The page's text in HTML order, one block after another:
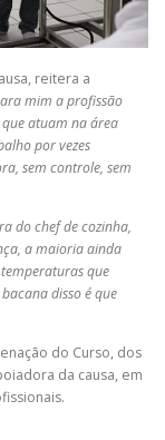
reitera a
mim a profissão
atuam na área
por vezes
sem controle, sem
do chef de cozinha,
a maioria ainda
que
disso é que
do Curso, dos
da causa, em